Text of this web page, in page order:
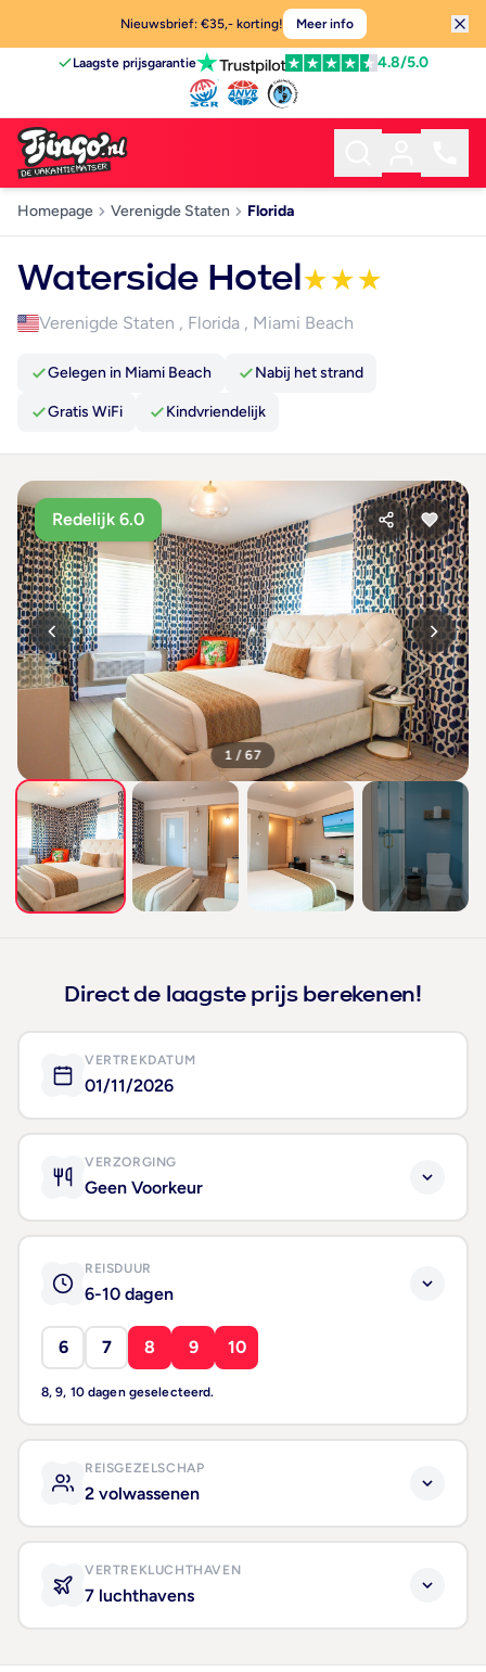
Nieuwsbrief: €35,- korting! Meer info
Laagste prijsgarantie 4.8/5.0
Homepage Verenigde Staten Florida
Waterside Hotel★★★
Verenigde Staten , Florida , Miami Beach
Gelegen in Miami Beach Nabij het strand
Gratis WiFi Kindvriendelijk
Redelijk 6.0
1 / 67
Direct de laagste prijs berekenen!
VERTREKDATUM
01/11/2026
VERZORGING
Geen Voorkeur
REISDUUR
6-10 dagen
6 7 8 9 10
8, 9, 10 dagen geselecteerd.
REISGEZELSCHAP
2 volwassenen
VERTREKLUCHTHAVEN
7 luchthavens